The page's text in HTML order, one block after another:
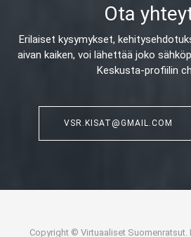
Ota
Erilaiset kysymykset,
aivan kaiken, voi lähettää joko
Keskusta-profiilin
VSR.KISAT@GMAIL.COM
Copyright © Virtuaaliset Suomenratsut.